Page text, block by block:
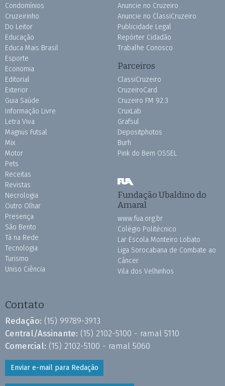
Condomínios
Cruzeirinho
Do Leitor
Educação
Educa Mais Brasil
Esporte
Economia
Editorial
Exterior
Guia Saúde
Informação Livre
Letra Viva
Magnus Futsal
Mix
Motor
Pets
Receitas
Revistas
Necrologia
Outro Olhar
Presença
São Bento
Tá na Rede
Tecnologia
Turismo
Uniso Ciência
Anuncie no Cruzeiro
Anuncie no ClassiCruzeiro
Publicidade Legal
Repórter Cidadão
Trabalhe Conosco
Parceiros
ClassiCruzeiro
CruzeiroCard
Cruzeiro FM 92.3
CruxLab
Grafsul
Depositphotos
Burh
Pink do Bem OSSEL
Fundação Ubaldino do
Amaral
www.fua.org.br
Colégio Politécnico
Lar Escola Monteiro Lobato
Liga Sorocabana de Combate ao
Câncer
Vila dos Velhinhos
Contato
Redação: (15) 99789-3913
Central/Assinante: (15) 2102-5100 - ramal 5110
Comercial: (15) 2102-5100 - ramal 5060
Enviar e-mail para Redação